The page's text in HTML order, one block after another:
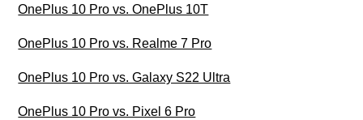
OnePlus 10 Pro vs. OnePlus 10T
OnePlus 10 Pro vs. Realme 7 Pro
OnePlus 10 Pro vs. Galaxy S22 Ultra
OnePlus 10 Pro vs. Pixel 6 Pro